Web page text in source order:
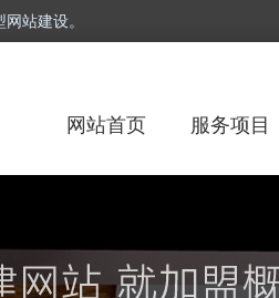
站建设。
网站首页 服务项目